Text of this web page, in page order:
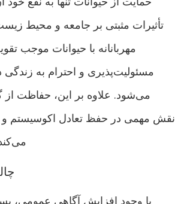
تأثیرات مثبتی بر جامعه و محیط زیست
مهربانانه با حیوانات موجب
مسئولیت‌پذیری و احترام به زندگی
می‌شود. علاوه بر این، حفاظت از
نقش مهمی در حفظ تعادل اکوسیستم و
با وجود افزایش آگاهی عمومی،